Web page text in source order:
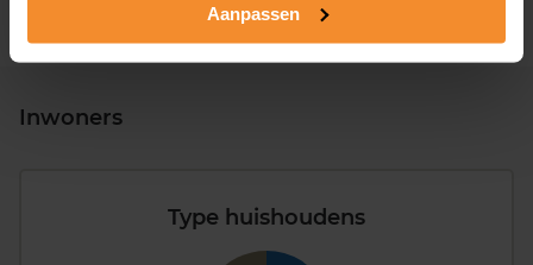
Aanpassen
Inwoners
Type huishoudens